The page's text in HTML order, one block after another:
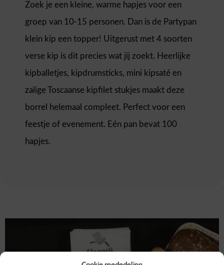
Zoek je een kleine, warme hapjes voor een
groep van 10-15 personen. Dan is de Partypan
klein kip een topper! Uitgerust met 4 soorten
verse kip is dit precies wat jij zoekt. Heerlijke
kipballetjes, kipdrumsticks, mini kipsaté en
zalige Toscaanse kipfilet stukjes maakt deze
borrel helemaal compleet. Perfect voor een
feestje of evenement. Eén pan bevat 100
hapjes.